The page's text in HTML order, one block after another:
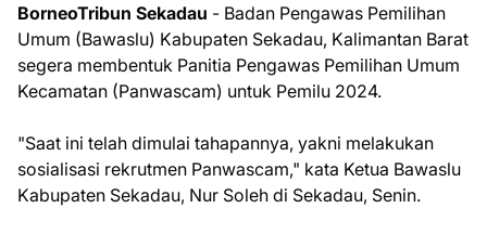
BorneoTribun Sekadau - Badan Pengawas Pemilihan
Umum (Bawaslu) Kabupaten Sekadau, Kalimantan Barat
segera membentuk Panitia Pengawas Pemilihan Umum
Kecamatan (Panwascam) untuk Pemilu 2024.
"Saat ini telah dimulai tahapannya, yakni melakukan
sosialisasi rekrutmen Panwascam," kata Ketua Bawaslu
Kabupaten Sekadau, Nur Soleh di Sekadau, Senin.